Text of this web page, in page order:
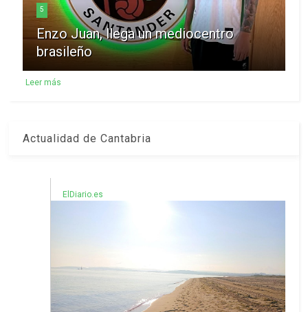
5
Enzo Juan, llega un mediocentro
brasileño
Leer más
Actualidad de Cantabria
ElDiario.es